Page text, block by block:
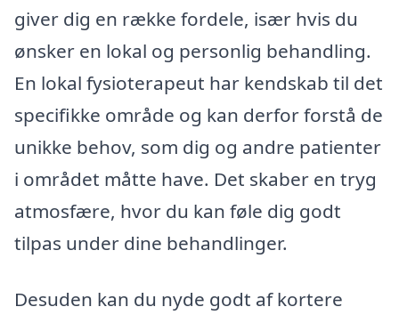
giver dig en række fordele, især hvis du
ønsker en lokal og personlig behandling.
En lokal fysioterapeut har kendskab til det
specifikke område og kan derfor forstå de
unikke behov, som dig og andre patienter
i området måtte have. Det skaber en tryg
atmosfære, hvor du kan føle dig godt
tilpas under dine behandlinger.
Desuden kan du nyde godt af kortere